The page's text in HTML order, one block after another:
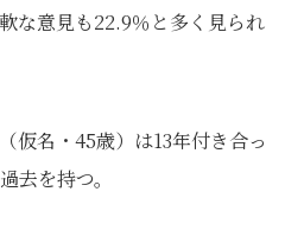
な意見も22.9％と多く見られ
仮名・45歳）は13年付き合っ
去を持つ。